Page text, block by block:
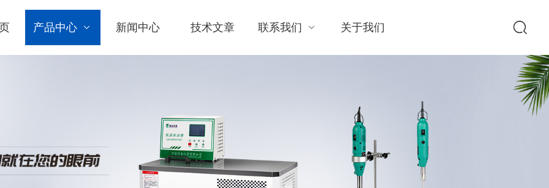
产品中心 新闻中心 技术文章 联系我们 关于我们